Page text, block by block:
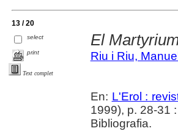
13 / 20
select
print
Text complet
El
Riu i Riu, Manuel
En: L'Erol :
1999), p. 28-31
Bibliografia.